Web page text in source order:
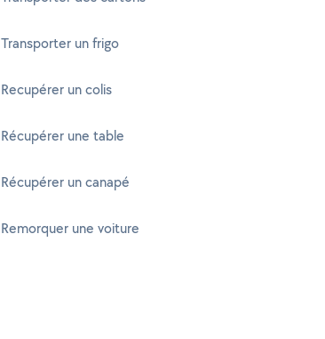
Transporter un frigo
Recupérer un colis
Récupérer une table
Récupérer un canapé
Remorquer une voiture